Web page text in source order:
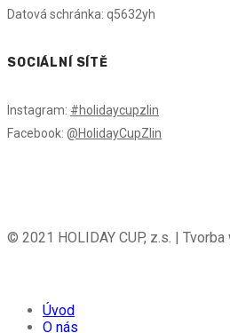
Datová schránka: q5632yh
SOCIÁLNÍ SÍTĚ
Instagram: #holidaycupzlin
Facebook: @HolidayCupZlin
© 2021 HOLIDAY CUP, z.s. | Tvorba
Úvod
O nás